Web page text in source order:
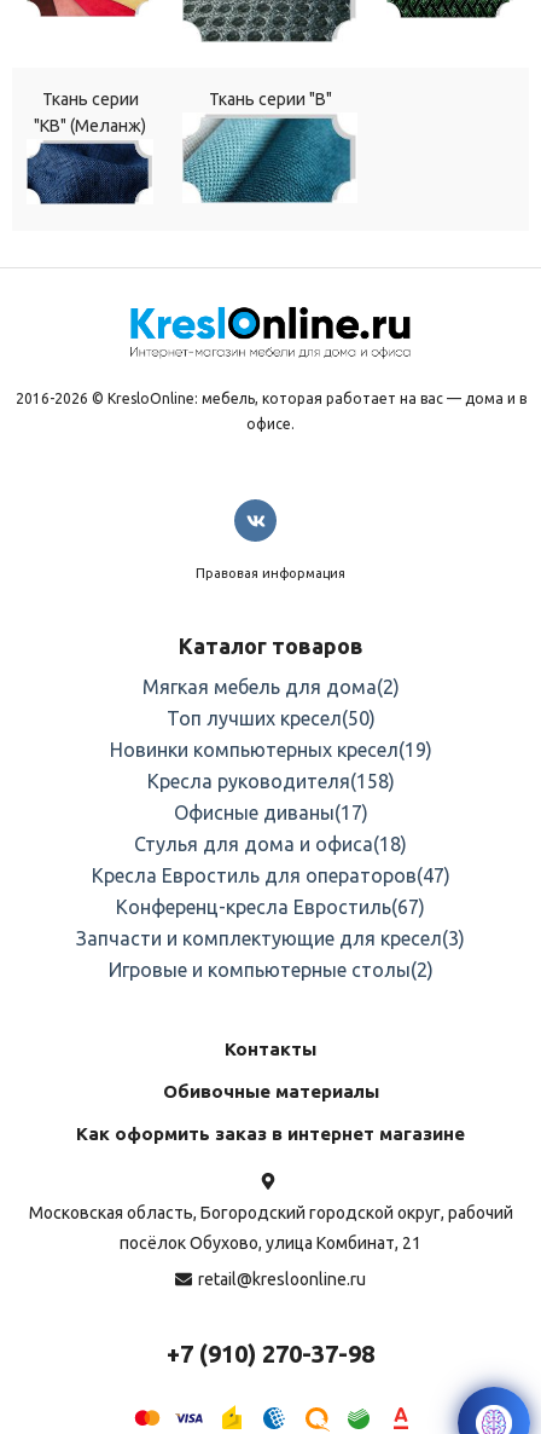
Ткань серии
"КВ" (Меланж)
Ткань серии "В"
2016-2026 © KresloOnline: мебель, которая работает на вас — дома и в
офисе.
Правовая информация
Каталог товаров
Мягкая мебель для дома(2)
Топ лучших кресел(50)
Новинки компьютерных кресел(19)
Кресла руководителя(158)
Офисные диваны(17)
Стулья для дома и офиса(18)
Кресла Евростиль для операторов(47)
Конференц-кресла Евростиль(67)
Запчасти и комплектующие для кресел(3)
Игровые и компьютерные столы(2)
Контакты
Обивочные материалы
Как оформить заказ в интернет магазине
Московская область, Богородский городской округ, рабочий
посёлок Обухово, улица Комбинат, 21
retail@kresloonline.ru
+7 (910) 270-37-98